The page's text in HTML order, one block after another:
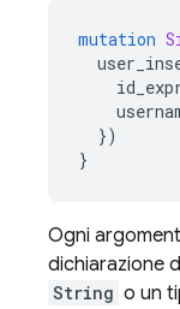
mutation
})
}
Ogni
dichiarazione
String o un